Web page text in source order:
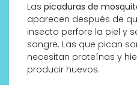
Las picaduras de
aparecen después de
insecto perfore la piel y
sangre. Las que pican
necesitan proteínas y
producir huevos.